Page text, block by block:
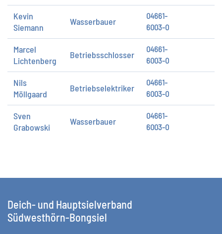
Kevin
Siemann
Wasserbauer
04661-
6003-0
Marcel
Lichtenberg
Betriebsschlosser
04661-
6003-0
Nils
Möllgaard
Betriebselektriker
04661-
6003-0
Sven
Grabowski
Wasserbauer
04661-
6003-0
Deich- und Hauptsielverband
Südwesthörn-Bongsiel